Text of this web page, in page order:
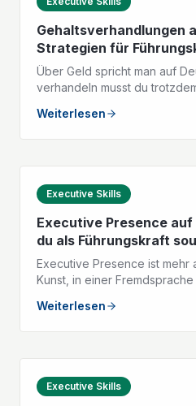
Gehaltsverhandlungen
Strategien für
Über Geld spricht man auf
verhandeln musst du
du dein Gehalt selbstbewusst
Weiterlesen
Executive Skills
Executive Presence
du als Führungskraft
Executive Presence ist mehr
Kunst, in einer
Führungskraft auf Deutsch
Weiterlesen
Executive Skills